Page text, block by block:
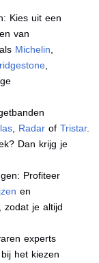
Kies uit een
van
Michelin
Radar ofTristar.
Dan krijg je
Profiteer
en
zodat je altijd
experts
het kiezen